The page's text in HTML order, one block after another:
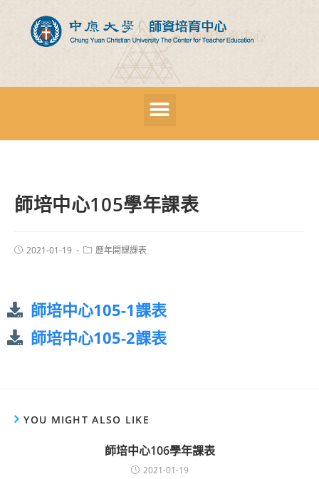
師培中心105學年課表
2021-01-19 歷年開課課表
師培中心105-1課表
師培中心105-2課表
YOU MIGHT ALSO LIKE
師培中心106學年課表
2021-01-19